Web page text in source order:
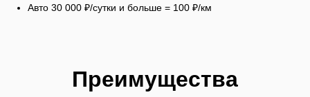
Авто 30 000 ₽/сутки и больше = 100 ₽/км
Преимущества